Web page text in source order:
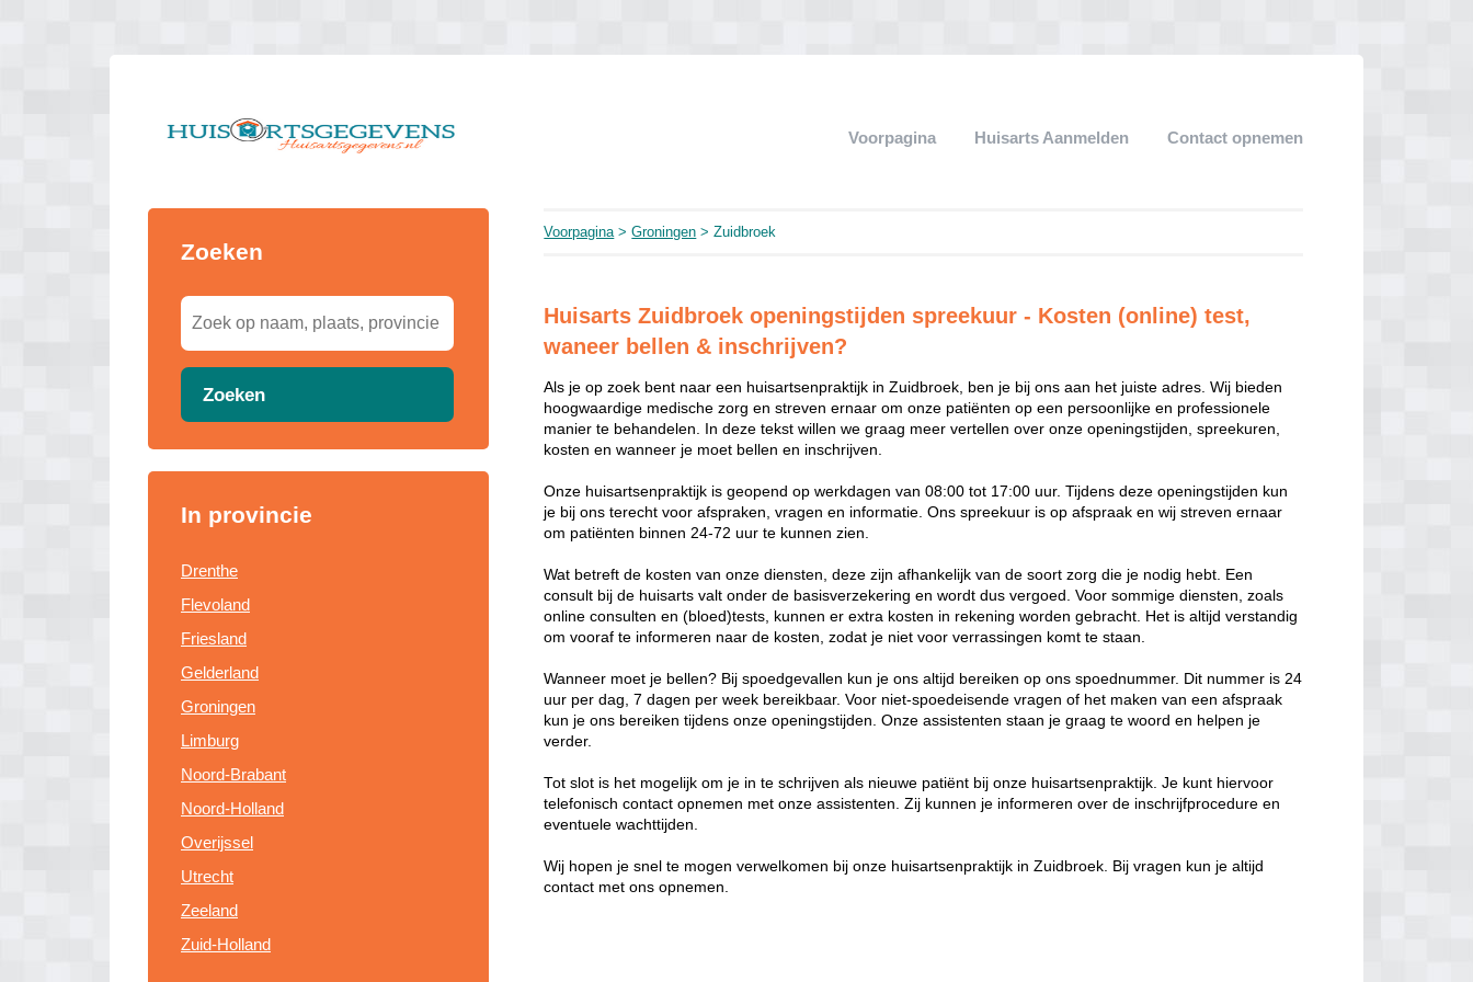
Voorpagina Huisarts Aanmelden Contact opnemen
Zoeken
Zoeken
In provincie
Drenthe
Flevoland
Friesland
Gelderland
Groningen
Limburg
Noord-Brabant
Noord-Holland
Overijssel
Utrecht
Zeeland
Zuid-Holland
Voorpagina>Groningen > Zuidbroek
Huisarts Zuidbroek openingstijden spreekuur - Kosten (online) test,
waneer bellen & inschrijven?
Als je op zoek bent naar een huisartsenpraktijk in Zuidbroek, ben je bij ons aan het juiste adres. Wij bieden
hoogwaardige medische zorg en streven ernaar om onze patiënten op een persoonlijke en professionele
manier te behandelen. In deze tekst willen we graag meer vertellen over onze openingstijden, spreekuren,
kosten en wanneer je moet bellen en inschrijven.
Onze huisartsenpraktijk is geopend op werkdagen van 08:00 tot 17:00 uur. Tijdens deze openingstijden kun
je bij ons terecht voor afspraken, vragen en informatie. Ons spreekuur is op afspraak en wij streven ernaar
om patiënten binnen 24-72 uur te kunnen zien.
Wat betreft de kosten van onze diensten, deze zijn afhankelijk van de soort zorg die je nodig hebt. Een
consult bij de huisarts valt onder de basisverzekering en wordt dus vergoed. Voor sommige diensten, zoals
online consulten en (bloed)tests, kunnen er extra kosten in rekening worden gebracht. Het is altijd verstandig
om vooraf te informeren naar de kosten, zodat je niet voor verrassingen komt te staan.
Wanneer moet je bellen? Bij spoedgevallen kun je ons altijd bereiken op ons spoednummer. Dit nummer is 24
uur per dag, 7 dagen per week bereikbaar. Voor niet-spoedeisende vragen of het maken van een afspraak
kun je ons bereiken tijdens onze openingstijden. Onze assistenten staan je graag te woord en helpen je
verder.
Tot slot is het mogelijk om je in te schrijven als nieuwe patiënt bij onze huisartsenpraktijk. Je kunt hiervoor
telefonisch contact opnemen met onze assistenten. Zij kunnen je informeren over de inschrijfprocedure en
eventuele wachttijden.
Wij hopen je snel te mogen verwelkomen bij onze huisartsenpraktijk in Zuidbroek. Bij vragen kun je altijd
contact met ons opnemen.